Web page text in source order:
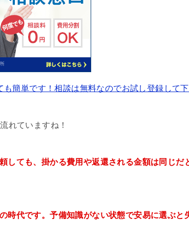
簡単です！相談は無料なのでお試し登録して下
れていますね！
しても、掛かる費用や返還される金額は同じだ
時代です。予備知識がない状態で安易に選ぶと